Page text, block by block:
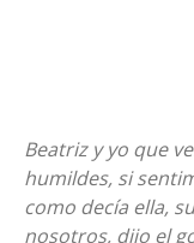
Beatriz y yo que
humildes, si
como decía ella,
nosotros, dijo el